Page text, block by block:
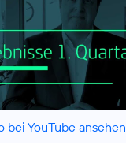
bei YouTube ansehen